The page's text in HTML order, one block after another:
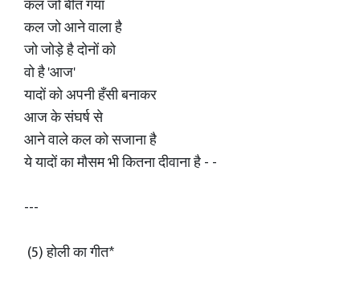
कल जो बीत गया
कल जो आने वाला है
जो जोड़े है दोनों को
वो है 'आज'
यादों को अपनी हँसी बनाकर
आज के संघर्ष से
आने वाले कल को सजाना है
ये यादों का मौसम भी कितना दीवाना है - -
---
(5) होली का गीत*